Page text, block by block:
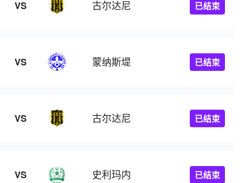
VS 古尔达尼 已结束
VS 蒙纳斯堤 已结束
VS 古尔达尼 已结束
VS 史利玛内 已结束